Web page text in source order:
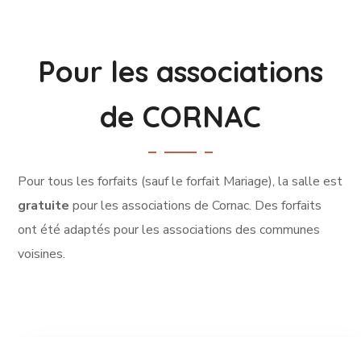
Pour les associations
de CORNAC
Pour tous les forfaits (sauf le forfait Mariage), la salle est
gratuite pour les associations de Cornac. Des forfaits
ont été adaptés pour les associations des communes
voisines.